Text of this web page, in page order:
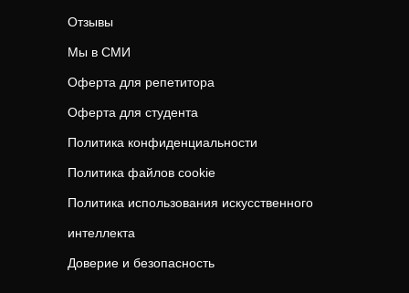
Отзывы
Мы в СМИ
Оферта для репетитора
Оферта для студента
Политика конфиденциальности
Политика файлов cookie
Политика использования искусственного
интеллекта
Доверие и безопасность